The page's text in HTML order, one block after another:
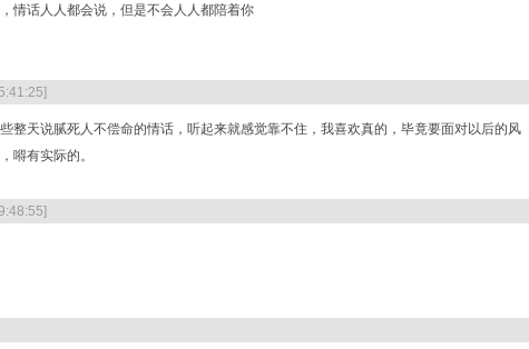
情话人人都会说，但是不会人人都陪着你
整天说腻死人不偿命的情话，听起来就感觉靠不住，我喜欢真的，毕竟要面对以后的风
嘚有实际的。